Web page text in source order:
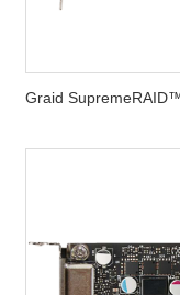
Graid